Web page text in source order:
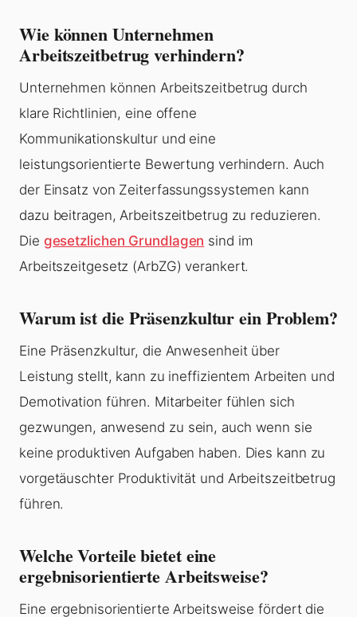
Wie können Unternehmen
Arbeitszeitbetrug verhindern?
Unternehmen können Arbeitszeitbetrug durch
klare Richtlinien, eine offene
Kommunikationskultur und eine
leistungsorientierte Bewertung verhindern. Auch
der Einsatz von Zeiterfassungssystemen kann
dazu beitragen, Arbeitszeitbetrug zu reduzieren.
Die gesetzlichen Grundlagen sind im
Arbeitszeitgesetz (ArbZG) verankert.
Warum ist die Präsenzkultur ein Problem?
Eine Präsenzkultur, die Anwesenheit über
Leistung stellt, kann zu ineffizientem Arbeiten und
Demotivation führen. Mitarbeiter fühlen sich
gezwungen, anwesend zu sein, auch wenn sie
keine produktiven Aufgaben haben. Dies kann zu
vorgetäuschter Produktivität und Arbeitszeitbetrug
führen.
Welche Vorteile bietet eine
ergebnisorientierte Arbeitsweise?
Eine ergebnisorientierte Arbeitsweise fördert die